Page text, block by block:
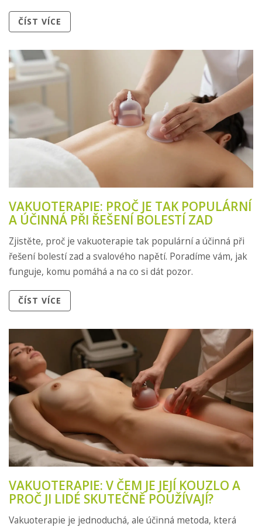
ČÍST VÍCE
VAKUOTERAPIE: PROČ JE TAK POPULÁRNÍ
A ÚČINNÁ PŘI ŘEŠENÍ BOLESTÍ ZAD
Zjistěte, proč je vakuoterapie tak populární a účinná při
řešení bolestí zad a svalového napětí. Poradíme vám, jak
funguje, komu pomáhá a na co si dát pozor.
ČÍST VÍCE
VAKUOTERAPIE: V ČEM JE JEJÍ KOUZLO A
PROČ JI LIDÉ SKUTEČNĚ POUŽÍVAJÍ?
Vakuoterapie je jednoduchá, ale účinná metoda, která